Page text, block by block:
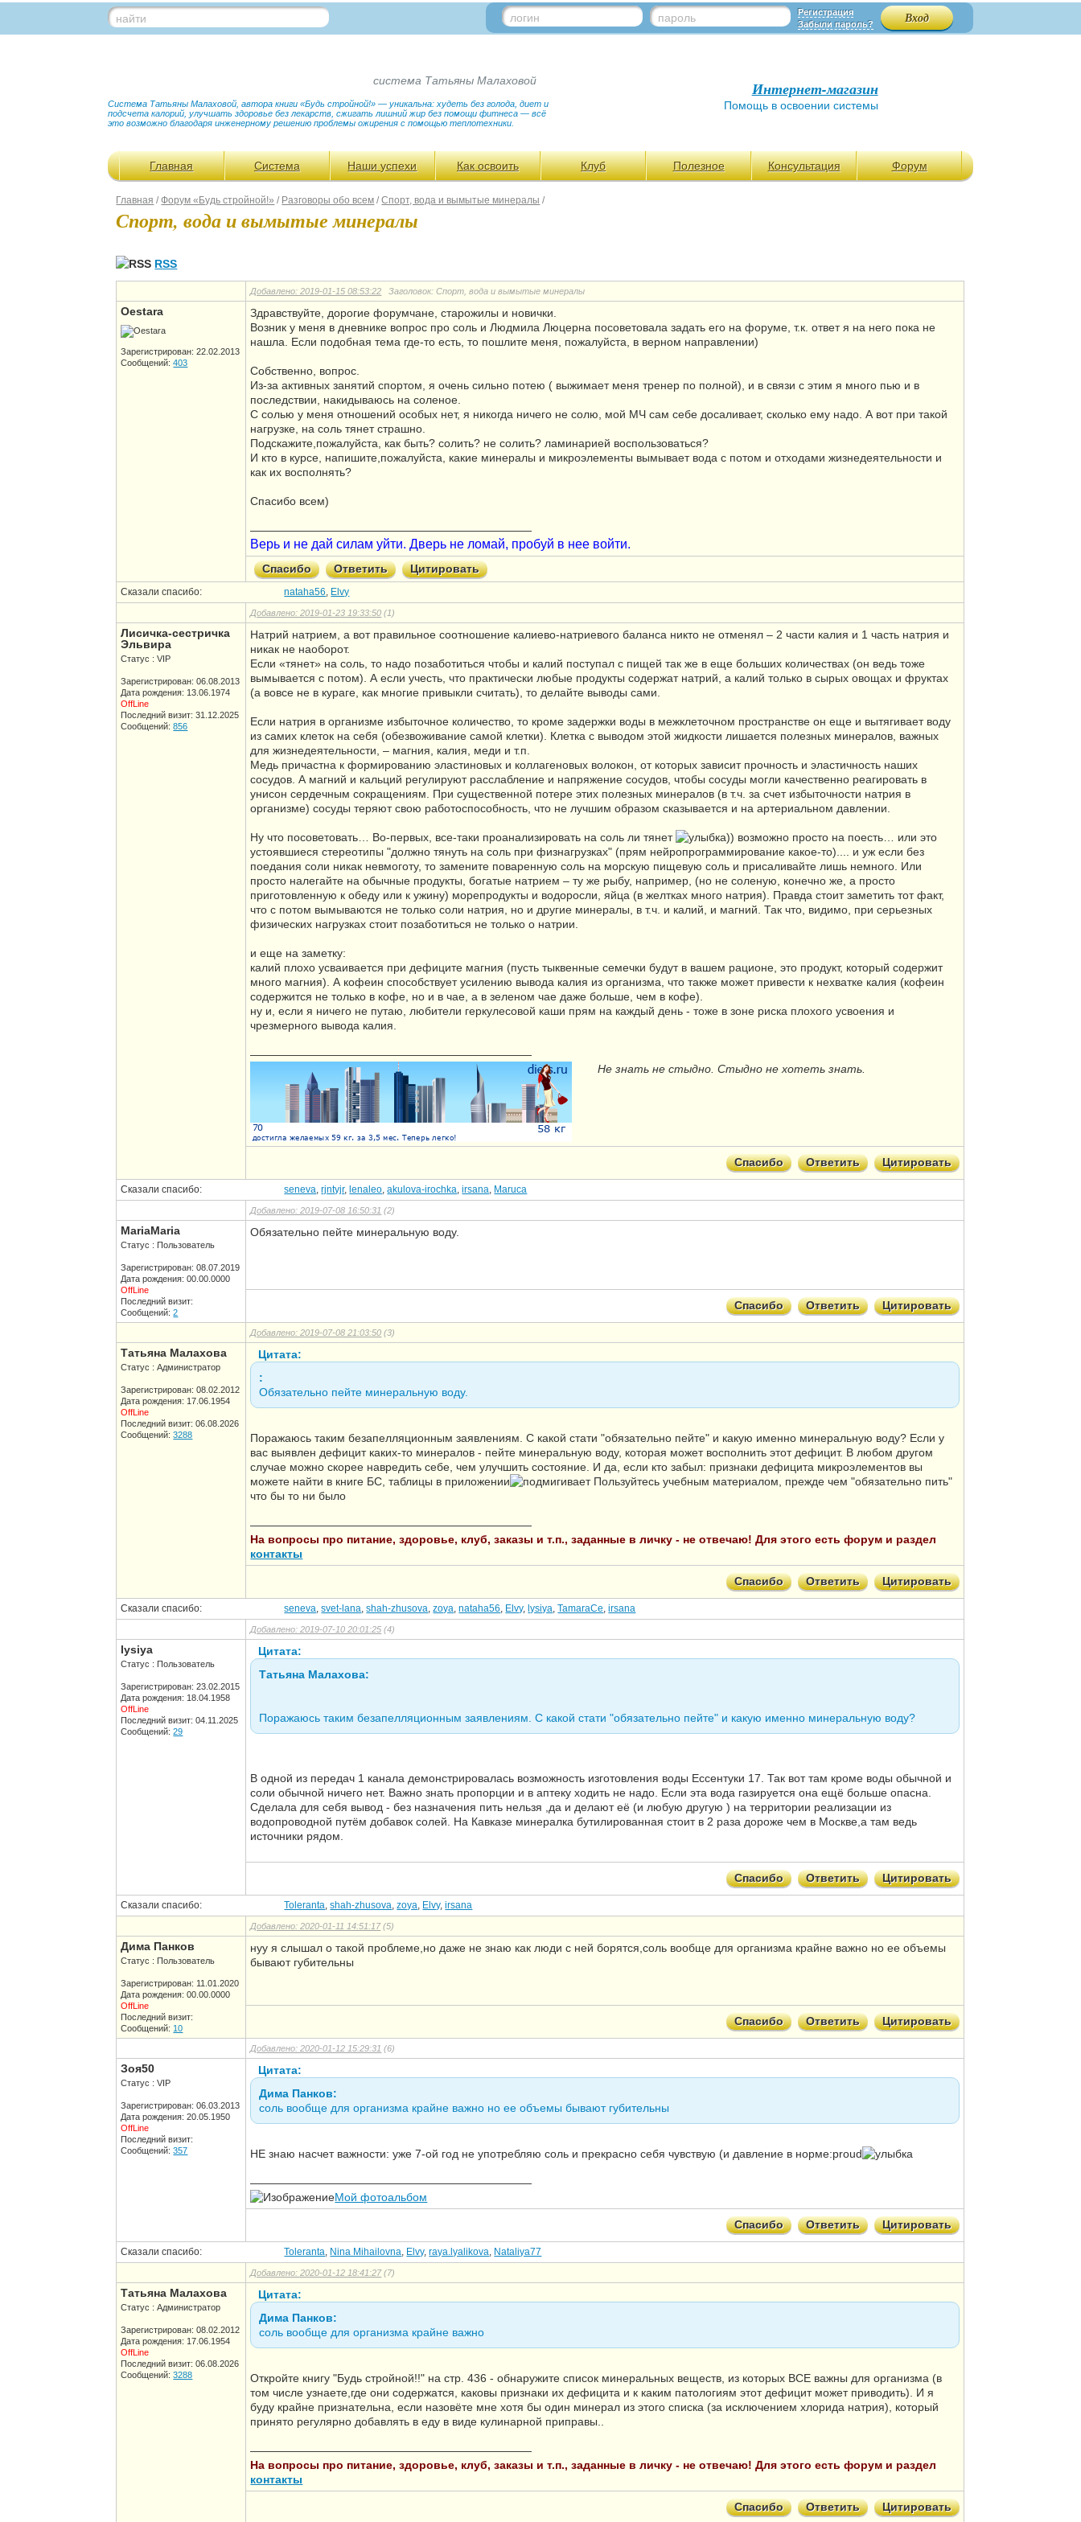
найти логин пароль
Регистрация
Забыли пароль?
система Татьяны Малаховой
Система Татьяны Малаховой, автора книги «Будь стройной!» — уникальна: худеть без голода, диет и
подсчета калорий, улучшать здоровье без лекарств, сжигать лишний жир без помощи фитнеса — всё
это возможно благодаря инженерному решению проблемы ожирения с помощью теплотехники.
Интернет-магазин
Помощь в освоении системы
Главная Система Наши успехи Как освоить Клуб Полезное Консультация Форум
Главная /Форум «Будь стройной!» / Разговоры обо всем /Спорт, вода и вымытые минералы /
Спорт, вода и вымытые минералы
RSS
Добавлено: 2019-01-15 08:53:22 Заголовок: Спорт, вода и вымытые минералы
Oestara
Зарегистрирован: 22.02.2013
Сообщений:403
Здравствуйте, дорогие форумчане, старожилы и новички.
Возник у меня в дневнике вопрос про соль и Людмила Люцерна посоветовала задать его на форуме, т.к. ответ я на него пока не
нашла. Если подобная тема где-то есть, то пошлите меня, пожалуйста, в верном направлении)
Собственно, вопрос.
Из-за активных занятий спортом, я очень сильно потею ( выжимает меня тренер по полной), и в связи с этим я много пью и в
последствии, накидываюсь на соленое.
С солью у меня отношений особых нет, я никогда ничего не солю, мой МЧ сам себе досаливает, сколько ему надо. А вот при такой
нагрузке, на соль тянет страшно.
Подскажите,пожалуйста, как быть? солить? не солить? ламинарией воспользоваться?
И кто в курсе, напишите,пожалуйста, какие минералы и микроэлементы вымывает вода с потом и отходами жизнедеятельности и
как их восполнять?
Спасибо всем)
—————————————————————————
Верь и не дай силам уйти. Дверь не ломай, пробуй в нее войти.
Спасибо Ответить Цитировать
Сказали спасибо: nataha56, Elvy
Добавлено: 2019-01-23 19:33:50 (1)
Лисичка-сестричка
Эльвира
Статус : VIP
Зарегистрирован: 06.08.2013
Дата рождения: 13.06.1974
OffLine
Последний визит: 31.12.2025
Сообщений:856
Натрий натрием, а вот правильное соотношение калиево-натриевого баланса никто не отменял – 2 части калия и 1 часть натрия и
никак не наоборот.
Если «тянет» на соль, то надо позаботиться чтобы и калий поступал с пищей так же в еще больших количествах (он ведь тоже
вымывается с потом). А если учесть, что практически любые продукты содержат натрий, а калий только в сырых овощах и фруктах
(а вовсе не в кураге, как многие привыкли считать), то делайте выводы сами.
Если натрия в организме избыточное количество, то кроме задержки воды в межклеточном пространстве он еще и вытягивает воду
из самих клеток на себя (обезвоживание самой клетки). Клетка с выводом этой жидкости лишается полезных минералов, важных
для жизнедеятельности, – магния, калия, меди и т.п.
Медь причастна к формированию эластиновых и коллагеновых волокон, от которых зависит прочность и эластичность наших
сосудов. А магний и кальций регулируют расслабление и напряжение сосудов, чтобы сосуды могли качественно реагировать в
унисон сердечным сокращениям. При существенной потере этих полезных минералов (в т.ч. за счет избыточности натрия в
организме) сосуды теряют свою работоспособность, что не лучшим образом сказывается и на артериальном давлении.
Ну что посоветовать… Во-первых, все-таки проанализировать на соль ли тянет
)) возможно просто на поесть… или это
устоявшиеся стереотипы "должно тянуть на соль при физнагрузках" (прям нейропрограммирование какое-то).... и уж если без
поедания соли никак невмоготу, то замените поваренную соль на морскую пищевую соль и присаливайте лишь немного. Или
просто налегайте на обычные продукты, богатые натрием – ту же рыбу, например, (но не соленую, конечно же, а просто
приготовленную к обеду или к ужину) морепродукты и водоросли, яйца (в желтках много натрия). Правда стоит заметить тот факт,
что с потом вымываются не только соли натрия, но и другие минералы, в т.ч. и калий, и магний. Так что, видимо, при серьезных
физических нагрузках стоит позаботиться не только о натрии.
и еще на заметку:
калий плохо усваивается при дефиците магния (пусть тыквенные семечки будут в вашем рационе, это продукт, который содержит
много магния). А кофеин способствует усилению вывода калия из организма, что также может привести к нехватке калия (кофеин
содержится не только в кофе, но и в чае, а в зеленом чае даже больше, чем в кофе).
ну и, если я ничего не путаю, любители геркулесовой каши прям на каждый день - тоже в зоне риска плохого усвоения и
чрезмерного вывода калия.
—————————————————————————
.......Не знать не стыдно. Стыдно не хотеть знать.
Спасибо Ответить Цитировать
Сказали спасибо: seneva,rjntyjr, lenaleo,akulova-irochka,irsana, Maruca
Добавлено: 2019-07-08 16:50:31 (2)
MariaMaria
Статус : Пользователь
Зарегистрирован: 08.07.2019
Дата рождения: 00.00.0000
OffLine
Последний визит:
Сообщений:2
Обязательно пейте минеральную воду.
Спасибо Ответить Цитировать
Добавлено: 2019-07-08 21:03:50 (3)
Татьяна Малахова
Статус : Администратор
Зарегистрирован: 08.02.2012
Дата рождения: 17.06.1954
OffLine
Последний визит: 06.08.2026
Сообщений:3288
Цитата:
:
Обязательно пейте минеральную воду.
Поражаюсь таким безапелляционным заявлениям. С какой стати "обязательно пейте" и какую именно минеральную воду? Если у
вас выявлен дефицит каких-то минералов - пейте минеральную воду, которая может восполнить этот дефицит. В любом другом
случае можно скорее навредить себе, чем улучшить состояние. И да, если кто забыл: признаки дефицита микроэлементов вы
можете найти в книге БС, таблицы в приложении
Пользуйтесь учебным материалом, прежде чем "обязательно пить"
что бы то ни было
—————————————————————————
На вопросы про питание, здоровье, клуб, заказы и т.п., заданные в личку - не отвечаю! Для этого есть форум и раздел
контакты
Спасибо Ответить Цитировать
Сказали спасибо: seneva,svet-lana,shah-zhusova,zoya,nataha56, Elvy, lysiya,TamaraCe,irsana
Добавлено: 2019-07-10 20:01:25 (4)
lysiya
Статус : Пользователь
Зарегистрирован: 23.02.2015
Дата рождения: 18.04.1958
OffLine
Последний визит: 04.11.2025
Сообщений:29
Цитата:
Татьяна Малахова:
Поражаюсь таким безапелляционным заявлениям. С какой стати "обязательно пейте" и какую именно минеральную воду?
В одной из передач 1 канала демонстрировалась возможность изготовления воды Ессентуки 17. Так вот там кроме воды обычной и
соли обычной ничего нет. Важно знать пропорции и в аптеку ходить не надо. Если эта вода газируется она ещё больше опасна.
Сделала для себя вывод - без назначения пить нельзя ,да и делают её (и любую другую ) на территории реализации из
водопроводной путём добавок солей. На Кавказе минералка бутилированная стоит в 2 раза дороже чем в Москве,а там ведь
источники рядом.
Спасибо Ответить Цитировать
Сказали спасибо: Toleranta,shah-zhusova,zoya, Elvy,irsana
Добавлено: 2020-01-11 14:51:17(5)
Дима Панков
Статус : Пользователь
Зарегистрирован: 11.01.2020
Дата рождения: 00.00.0000
OffLine
Последний визит:
Сообщений: 10
нуу я слышал о такой проблеме,но даже не знаю как люди с ней борятся,соль вообще для организма крайне важно но ее объемы
бывают губительны
Спасибо Ответить Цитировать
Добавлено: 2020-01-12 15:29:31 (6)
Зоя50
Статус : VIP
Зарегистрирован: 06.03.2013
Дата рождения: 20.05.1950
OffLine
Последний визит:
Сообщений:357
Цитата:
Дима Панков:
соль вообще для организма крайне важно но ее объемы бывают губительны
НЕ знаю насчет важности: уже 7-ой год не употребляю соль и прекрасно себя чувствую (и давление в норме:proud
—————————————————————————
Мой фотоальбом
Спасибо Ответить Цитировать
Сказали спасибо: Toleranta, Nina Mihailovna, Elvy,raya.lyalikova, Nataliya77
Добавлено: 2020-01-12 18:41:27(7)
Татьяна Малахова
Статус : Администратор
Зарегистрирован: 08.02.2012
Дата рождения: 17.06.1954
OffLine
Последний визит: 06.08.2026
Сообщений:3288
Цитата:
Дима Панков:
соль вообще для организма крайне важно
Откройте книгу "Будь стройной!!" на стр. 436 - обнаружите список минеральных веществ, из которых ВСЕ важны для организма (в
том числе узнаете,где они содержатся, каковы признаки их дефицита и к каким патологиям этот дефицит может приводить). И я
буду крайне признательна, если назовёте мне хотя бы один минерал из этого списка (за исключением хлорида натрия), который
принято регулярно добавлять в еду в виде кулинарной приправы..
—————————————————————————
На вопросы про питание, здоровье, клуб, заказы и т.п., заданные в личку - не отвечаю! Для этого есть форум и раздел
контакты
Спасибо Ответить Цитировать